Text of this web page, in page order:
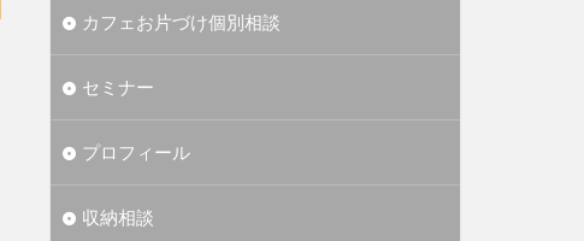
カフェお片づけ個別相談
セミナー
プロフィール
収納相談